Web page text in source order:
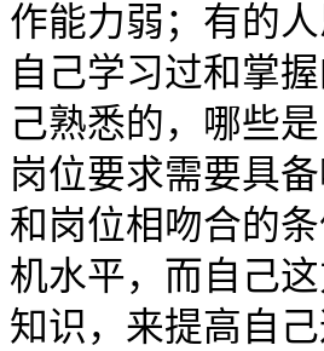
作能力弱；有的
自己学习过和掌
己熟悉的，哪些
岗位要求需要具
和岗位相吻合的
机水平，而自己
知识，来提高自